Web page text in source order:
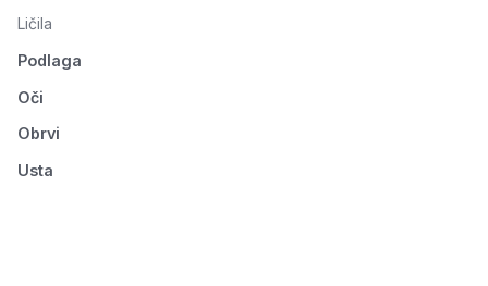
Ličila
Podlaga
Oči
Obrvi
Usta